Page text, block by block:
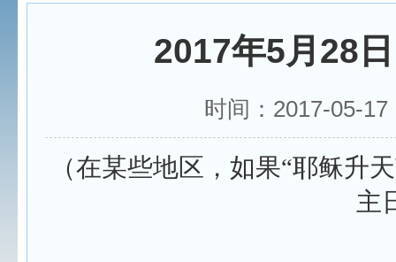
2017年5月28
时间：2017-05-
（在某些地区，如果“耶稣升
主